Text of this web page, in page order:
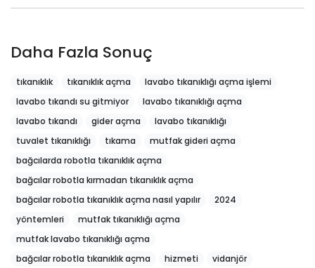
Daha Fazla Sonuç
tıkanıklık tıkanıklık açma
lavabo tıkanıklığı açma işlemi
lavabo tıkandı su gitmiyor
lavabo tıkanıklığı açma
lavabo tıkandı
gider açma
lavabo tıkanıklığı
tuvalet tıkanıklığı
tıkama
mutfak gideri açma
bağcılarda robotla tıkanıklık açma
bağcılar robotla kırmadan tıkanıklık açma
bağcılar robotla tıkanıklık açma nasıl yapılır
2024
yöntemleri
mutfak tıkanıklığı açma
mutfak lavabo tıkanıklığı açma
bağcılar robotla tıkanıklık açma
hizmeti
vidanjör